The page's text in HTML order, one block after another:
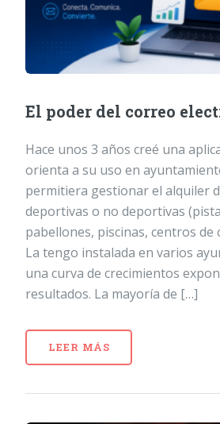
El poder del correo
Hace unos 3 años creé una
orienta a su uso en
permitiera gestionar el alquiler
deportivas o no deportivas
pabellones, piscinas, centros de
La tengo instalada en varios
una curva de crecimientos
resultados. La mayoría de […]
LEER MÁS